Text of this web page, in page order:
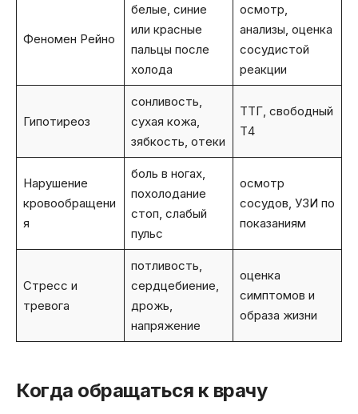
Феномен Рейно
белые, синие
или красные
пальцы после
холода
осмотр,
анализы, оценка
сосудистой
реакции
Гипотиреоз
сонливость,
сухая кожа,
зябкость, отеки
ТТГ, свободный
Т4
Нарушение
кровообращени
я
боль в ногах,
похолодание
стоп, слабый
пульс
осмотр
сосудов, УЗИ по
показаниям
Стресс и
тревога
потливость,
сердцебиение,
дрожь,
напряжение
оценка
симптомов и
образа жизни
Когда обращаться к врачу